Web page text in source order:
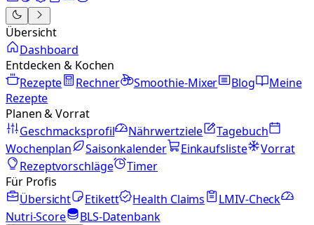
Übersicht
Dashboard
Entdecken & Kochen
Rezepte
Rechner Smoothie-Mixer Blog
Meine
Rezepte
Planen & Vorrat
Geschmacksprofil
Nährwertziele
Tagebuch
Wochenplan
Saisonkalender Einkaufsliste
Vorrat
Rezeptvorschläge
Timer
Für Profis
Übersicht
Etikett Health Claims
LMIV-Check
Nutri-Score
BLS-Datenbank